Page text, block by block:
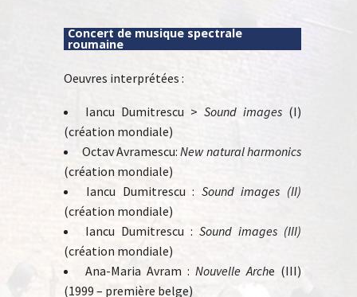
Concert de musique spectrale
roumaine
Oeuvres interprétées :
Iancu Dumitrescu >Sound images (I)
(création mondiale)
Octav Avramescu:New natural harmonics
(création mondiale)
Iancu Dumitrescu : Sound images (II)
(création mondiale)
Iancu Dumitrescu :Sound images (III)
(création mondiale)
Ana-Maria Avram : Nouvelle Arche (III)
(1999 – première belge)